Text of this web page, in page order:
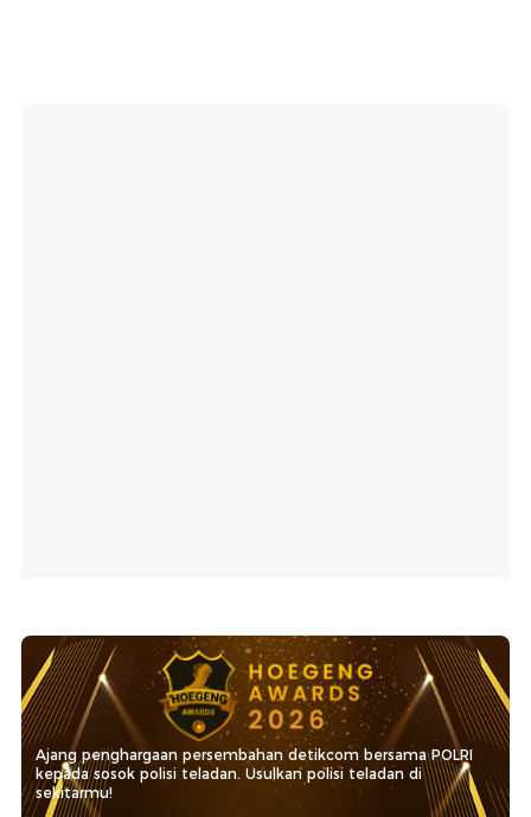
Ajang penghargaan persembahan detikcom bersama POLRI
kepada sosok polisi teladan. Usulkan polisi teladan di
sekitarmu!